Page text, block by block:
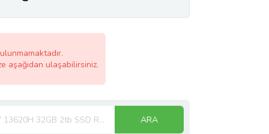
+ Zetta Çanta
aşağıdan ulaşabilirsiniz.
ARA